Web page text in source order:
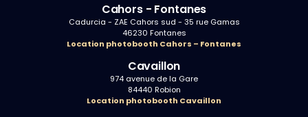
Cahors - Fontanes
Cadurcia - ZAE Cahors sud - 35 rue Gamas
46230 Fontanes
Location photobooth Cahors – Fontanes
Cavaillon
974 avenue de la Gare
84440 Robion
Location photobooth Cavaillon